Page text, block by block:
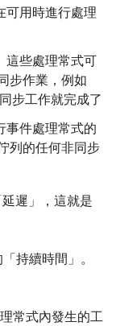
可用時進行處理
這些處理常式可
步作業，例如
步工作就完成了
事件處理常式的
列的任何非同步
遲」
，這就是
持續時間」。
常式內發生的工